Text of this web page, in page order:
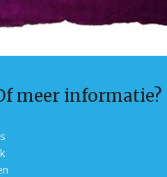
meer informatie?